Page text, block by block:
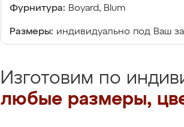
Фурнитура: Boyard, Blum
Размеры: индивидуально под Ваш
Изготовим по
любые размеры,